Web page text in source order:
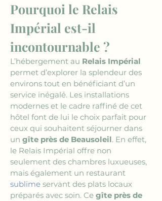
Pourquoi le Relais
Impérial est-il
incontournable ?
L’hébergement au Relais Impérial
permet d’explorer la splendeur des
environs tout en bénéficiant d’un
service inégalé. Les installations
modernes et le cadre raffiné de cet
hôtel font de lui le choix parfait pour
ceux qui souhaitent séjourner dans
un gîte près de Beausoleil. En effet,
le Relais Impérial offre non
seulement des chambres luxueuses,
mais également un restaurant
sublime servant des plats locaux
préparés avec soin. Ce gîte près de